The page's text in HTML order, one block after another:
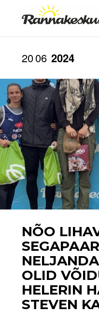
2006 2024
NÕO
OLID
HELERIN
STEVEN